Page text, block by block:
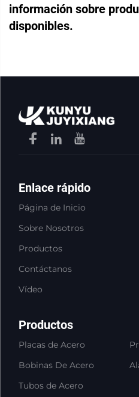
información sobre
disponibles.
Enlace rápido
Página de Inicio
Sobre Nosotros
Productos
Contáctanos
Vídeo
Productos
Placas de Acero
Bobinas De Acero
Tubos de Acero